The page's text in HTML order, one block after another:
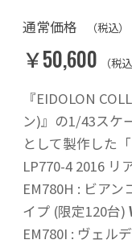
通常価格 （税込）
￥50,600 （税込
『EIDOLON
ン)』の1/43スケ
として製作した
LP770-4 2016 リ
EM780H : ビア
イプ (限定120台)
EM780I : ヴェル